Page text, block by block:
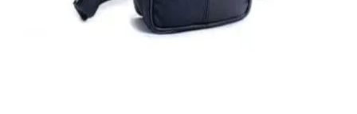
Quick View